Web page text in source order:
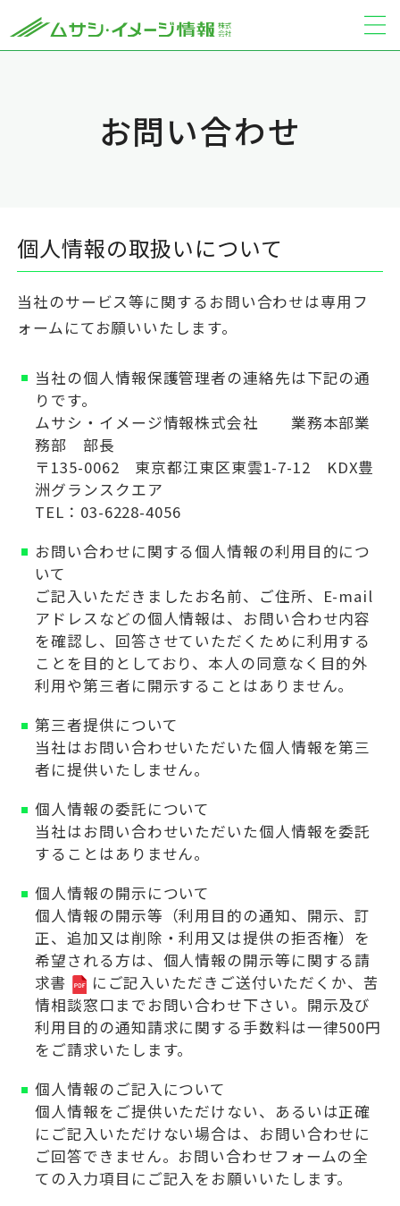
お問い合わせ
個人情報の取扱いについて
当社のサービス等に関するお問い合わせは専用フ
ォームにてお願いいたします。
当社の個人情報保護管理者の連絡先は下記の通
りです。
ムサシ・イメージ情報株式会社 業務本部業
務部 部長
〒135-0062 東京都江東区東雲1-7-12 KDX豊
洲グランスクエア
TEL：03-6228-4056
お問い合わせに関する個人情報の利用目的につ
いて
ご記入いただきましたお名前、ご住所、E-mail
アドレスなどの個人情報は、お問い合わせ内容
を確認し、回答させていただくために利用する
ことを目的としており、本人の同意なく目的外
利用や第三者に開示することはありません。
第三者提供について
当社はお問い合わせいただいた個人情報を第三
者に提供いたしません。
個人情報の委託について
当社はお問い合わせいただいた個人情報を委託
することはありません。
個人情報の開示について
個人情報の開示等（利用目的の通知、開示、訂
正、追加又は削除・利用又は提供の拒否権）を
希望される方は、 個人情報の開示等に関する請
求書
にご記入いただきご送付いただくか、苦
情相談窓口までお問い合わせ下さい。開示及び
利用目的の通知請求に関する手数料は一律500円
をご請求いたします。
個人情報のご記入について
個人情報をご提供いただけない、あるいは正確
にご記入いただけない場合は、お問い合わせに
ご回答できません。お問い合わせフォームの全
ての入力項目にご記入をお願いいたします。